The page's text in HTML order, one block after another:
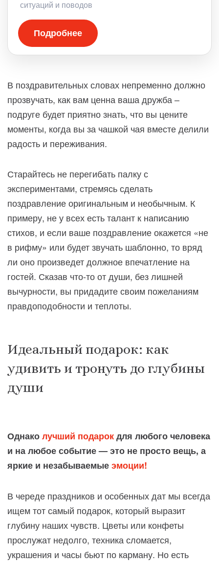
ситуаций и поводов
Подробнее
В поздравительных словах непременно должно
прозвучать, как вам ценна ваша дружба –
подруге будет приятно знать, что вы цените
моменты, когда вы за чашкой чая вместе делили
радость и переживания.
Старайтесь не перегибать палку с
экспериментами, стремясь сделать
поздравление оригинальным и необычным. К
примеру, не у всех есть талант к написанию
стихов, и если ваше поздравление окажется «не
в рифму» или будет звучать шаблонно, то вряд
ли оно произведет должное впечатление на
гостей. Сказав что-то от души, без лишней
вычурности, вы придадите своим пожеланиям
правдоподобности и теплоты.
Идеальный подарок: как
удивить и тронуть до глубины
души
Однаколучший подарокдля любого человека
и на любое событие — это не просто вещь, а
яркие и незабываемыеэмоции!
В череде праздников и особенных дат мы всегда
ищем тот самый подарок, который выразит
глубину наших чувств. Цветы или конфеты
прослужат недолго, техника сломается,
украшения и часы бьют по карману. Но есть